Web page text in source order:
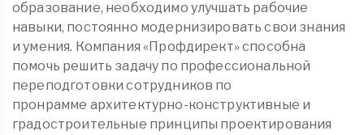
образование, необходимо улучшать рабочие
навыки, постоянно модернизировать свои знания
и умения. Компания «Профдирект» способна
помочь решить задачу по профессиональной
переподготовки сотрудников по
пронрамме архитектурно-конструктивные и
градостроительные принципы проектирования